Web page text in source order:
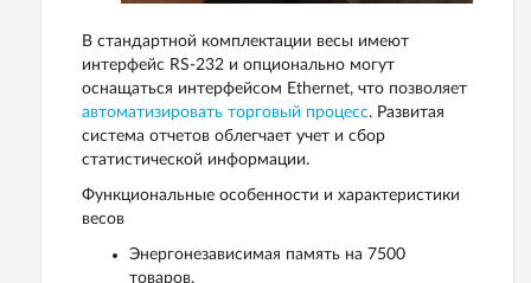
В стандартной комплектации весы имеют
интерфейс RS-232 и опционально могут
оснащаться интерфейсом Ethernet, что позволяет
автоматизировать торговый процесс. Развитая
система отчетов облегчает учет и сбор
статистической информации.
Функциональные особенности и характеристики
весов
Энергонезависимая память на 7500
товаров.